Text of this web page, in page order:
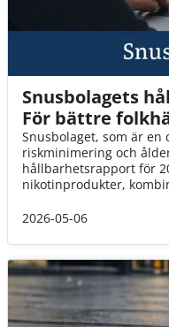
Snusbolagets
För bättre
Snusbolaget, som är en
riskminimering och
hållbarhetsrapport för
nikotinprodukter,
2026-05-06